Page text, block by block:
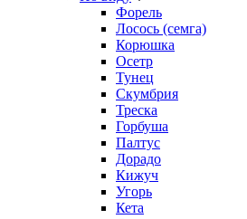
Форель
Лосось (семга)
Корюшка
Осетр
Тунец
Скумбрия
Треска
Горбуша
Палтус
Дорадо
Кижуч
Угорь
Кета